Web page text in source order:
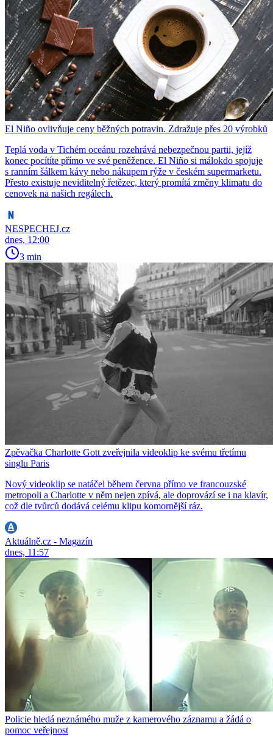
El Niño ovlivňuje ceny běžných potravin. Zdražuje přes 20 výrobků
Teplá voda v Tichém oceánu rozehrává nebezpečnou partii, jejíž
konec pocítíte přímo ve své peněžence. El Niño si málokdo spojuje
s ranním šálkem kávy nebo nákupem rýže v českém supermarketu.
Přesto existuje neviditelný řetězec, který promítá změny klimatu do
cenovek na našich regálech.
NESPECHEJ.cz
dnes, 12:00
3 min
Zpěvačka Charlotte Gott zveřejnila videoklip ke svému třetímu
singlu Paris
Nový videoklip se natáčel během června přímo ve francouzské
metropoli a Charlotte v něm nejen zpívá, ale doprovází se i na klavír,
což dle tvůrců dodává celému klipu komornější ráz.
Aktuálně.cz - Magazín
dnes, 11:57
Policie hledá neznámého muže z kamerového záznamu a žádá o
pomoc veřejnost